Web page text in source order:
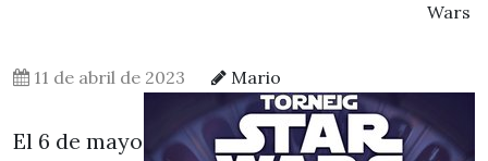
Wars
11 de abril de 2023 Mario
El 6 de mayo